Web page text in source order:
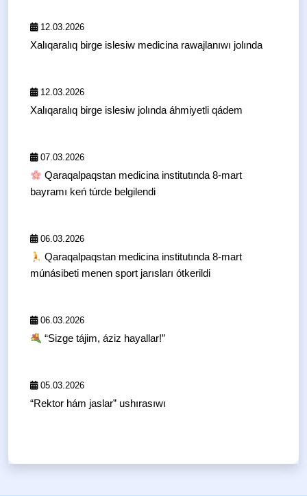
12.03.2026
Xalıqaralıq birge islesiw medicina rawajlanıwı jolında
12.03.2026
Xalıqaralıq birge islesiw jolında áhmiyetli qádem
07.03.2026
Qaraqalpaqstan medicina institutında 8-mart
bayramı keń túrde belgilendi
06.03.2026
Qaraqalpaqstan medicina institutında 8-mart
múnásibeti menen sport jarısları ótkerildi
06.03.2026
“Sizge tájim, áziz hayallar!”
05.03.2026
“Rektor hám jaslar” ushırasıwı